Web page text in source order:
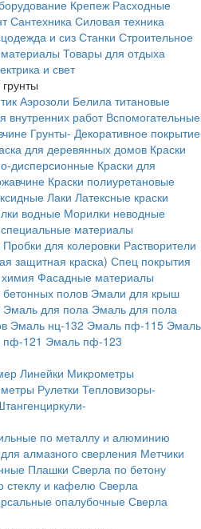
Крепеж Расходные
Сантехника Силовая техника
и сиз Станки Строительное
Товары для отдыха
и свет
Аэрозоли Белила титановые
внутренних работ Вспомогательные
Грунты- Декоративное покрытие
для деревянных домов Краски
дисперсионные Краски для
Краски полиуретановые
Лаки Латексные краски
водные Морилки неводные
материалы
Пробки для колеровки Растворители
защитная краска) Спец покрытия
Фасадные материалы
полов Эмали для крыш
Эмаль для пола Эмаль для пола
Эмаль нц-132 Эмаль пф-115 Эмаль
121 Эмаль пф-123
Линейки Микрометры
Рулетки Тепловизоры-
по металлу и алюминию
алмазного сверления Метчики
Плашки Сверла по бетону
стеклу и кафелю Сверла
опалубочныеСверла